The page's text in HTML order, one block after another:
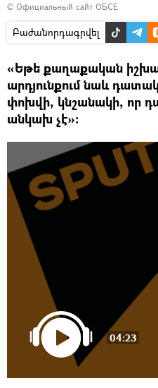
© Официальный сайт ОБСЕ
Բաժանորդագրվել
«Եթե քաղաքական
արդյունքում նաև
փոխվի, կնշանակի, որ
անկախ չէ»։
04:23